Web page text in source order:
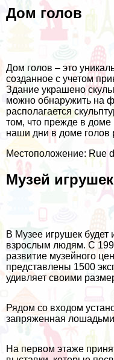
Дом голов
Дом голов – это
созданное с учетом
Здание украшено
можно обнаружить на
располагается
том, что прежде в
наши дни в доме голов
Местоположение: Rue
Музей игрушек
В Музее игрушек будет
взрослым людям. С
развитие музейного
представлены 1500
удивляет своими
Рядом со входом
запряженная
На первом этаже